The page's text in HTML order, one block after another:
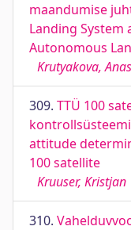
maandumise
Landing System
Autonomous
Krutyakova,
309. TTÜ 100
attitude
100 satellite
Kruuser, Kristjan
310.